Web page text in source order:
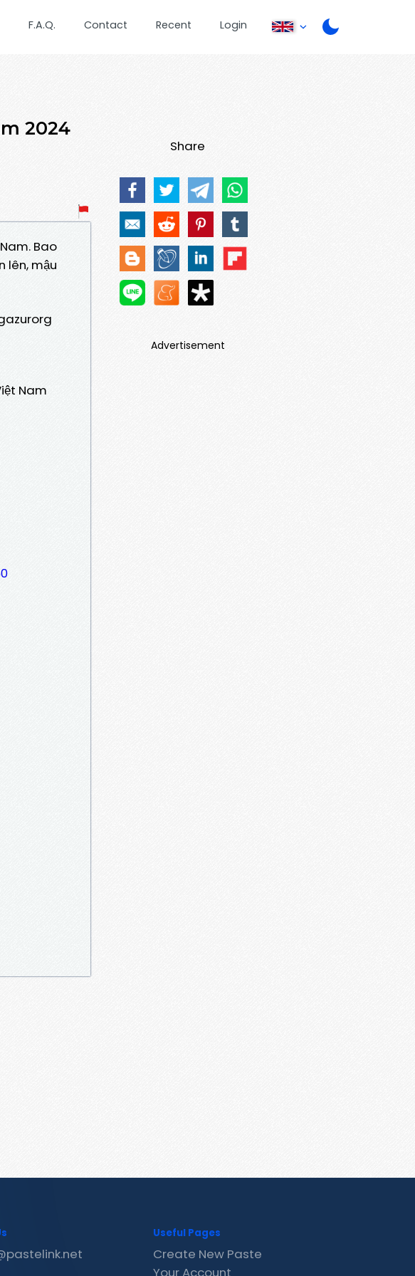
F.A.Q. Contact Recent Login
2024
Bao
lên, mậu
Nam
Share
Advertisement
Useful Pages
Create New Paste
Your Account